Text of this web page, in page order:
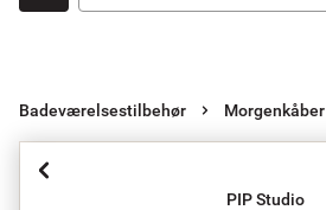
Badeværelsestilbehør Morgenkåber
PIP Studio